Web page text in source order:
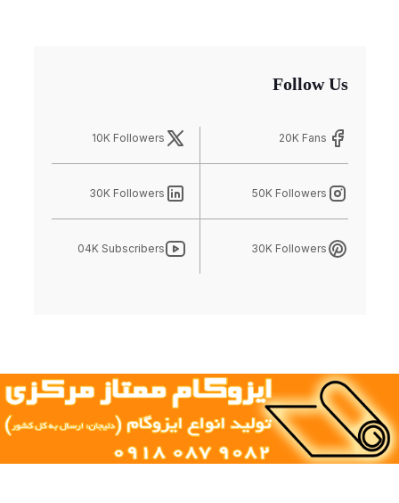
Follow Us
20K Fans
10K Followers
50K Followers
30K Followers
30K Followers
04K Subscribers